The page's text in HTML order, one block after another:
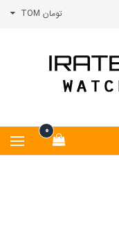
تومان TOM
0